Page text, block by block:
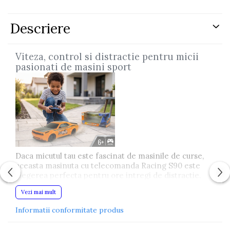
Descriere
Viteza, control si distractie pentru micii
pasionati de masini sport
Daca micutul tau este fascinat de masinile de curse,
aceasta masinuta cu telecomanda Racing S90 este
alegerea perfecta pentru ore intregi de distractie.
Designul sportiv, culoarea portocalie intensa si
comenzile usor de utilizat transforma fiecare joaca
Vezi mai mult
Informatii conformitate produs